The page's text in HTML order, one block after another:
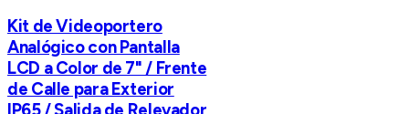
Kit de Videoportero
Analógico con Pantalla
LCD a Color de 7" / Frente
de Calle para Exterior